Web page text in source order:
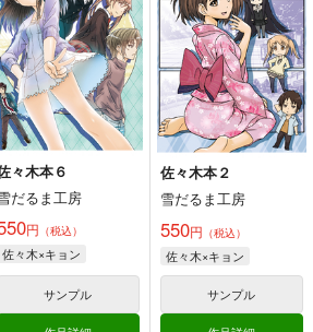
々木本
雪だるま工房
専売 550円
涼宮ハルヒの憂鬱
キョン
専売 550円（税込）
涼宮ハルヒの憂鬱
佐々木×キョン
サンプル
カート
専売 550円（税込）
涼宮ハルヒの憂鬱
佐々木×キョン
サンプル
カート
々木本６
だるま工房
円 （税込）
佐々木×キョン
サンプル
佐々木本２
雪だるま工房
550円 （税込）
佐々木×キョン
サンプル